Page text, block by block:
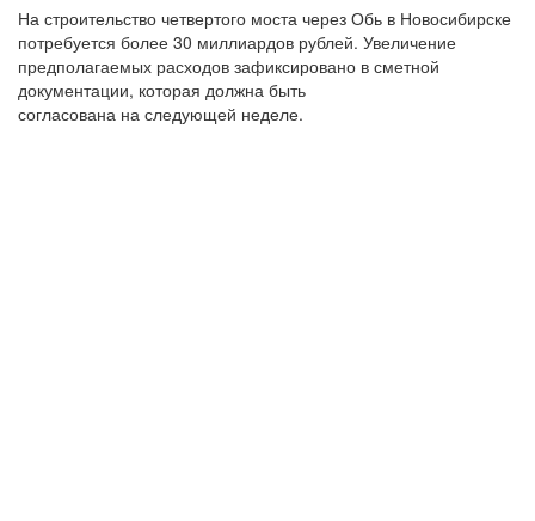
На строительство четвертого моста через Обь в Новосибирске
потребуется более 30 миллиардов рублей. Увеличение
предполагаемых расходов зафиксировано в сметной
документации, которая должна быть
согласована на следующей неделе.